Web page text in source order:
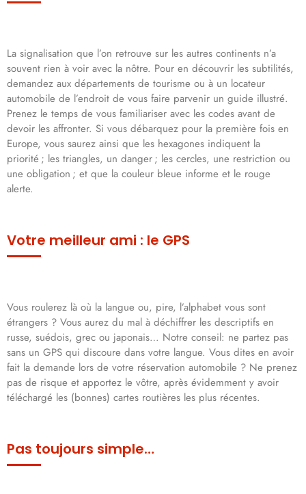
La signalisation que l’on retrouve sur les autres continents n’a
souvent rien à voir avec la nôtre. Pour en découvrir les subtilités,
demandez aux départements de tourisme ou à un locateur
automobile de l’endroit de vous faire parvenir un guide illustré.
Prenez le temps de vous familiariser avec les codes avant de
devoir les affronter. Si vous débarquez pour la première fois en
Europe, vous saurez ainsi que les hexagones indiquent la
priorité ; les triangles, un danger ; les cercles, une restriction ou
une obligation ; et que la couleur bleue informe et le rouge
alerte.
Votre meilleur ami : le GPS
Vous roulerez là où la langue ou, pire, l’alphabet vous sont
étrangers ? Vous aurez du mal à déchiffrer les descriptifs en
russe, suédois, grec ou japonais… Notre conseil: ne partez pas
sans un GPS qui discoure dans votre langue. Vous dites en avoir
fait la demande lors de votre réservation automobile ? Ne prenez
pas de risque et apportez le vôtre, après évidemment y avoir
téléchargé les (bonnes) cartes routières les plus récentes.
Pas toujours simple…